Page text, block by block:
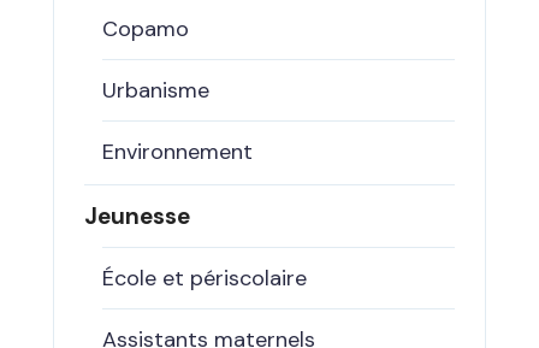
Copamo
Urbanisme
Environnement
Jeunesse
École et périscolaire
Assistants maternels